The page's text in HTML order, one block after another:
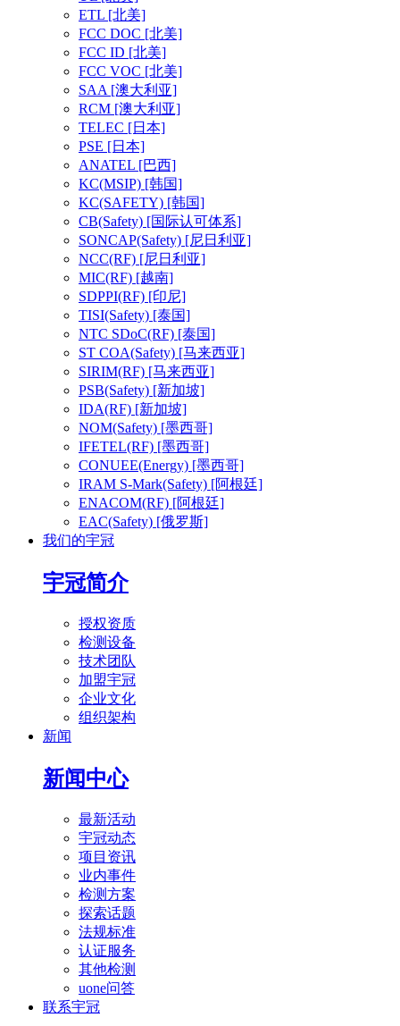
ETL [北美]
FCC DOC [北美]
FCC ID [北美]
FCC VOC [北美]
SAA [澳大利亚]
RCM [澳大利亚]
TELEC [日本]
PSE [日本]
ANATEL [巴西]
KC(MSIP) [韩国]
KC(SAFETY) [韩国]
CB(Safety) [国际认可体系]
SONCAP(Safety) [尼日利亚]
NCC(RF) [尼日利亚]
MIC(RF) [越南]
SDPPI(RF) [印尼]
TISI(Safety) [泰国]
NTC SDoC(RF) [泰国]
ST COA(Safety) [马来西亚]
SIRIM(RF) [马来西亚]
PSB(Safety) [新加坡]
IDA(RF) [新加坡]
NOM(Safety) [墨西哥]
IFETEL(RF) [墨西哥]
CONUEE(Energy) [墨西哥]
IRAM S-Mark(Safety) [阿根廷]
ENACOM(RF) [阿根廷]
EAC(Safety) [俄罗斯]
我们的宇冠
宇冠简介
授权资质
检测设备
技术团队
加盟宇冠
企业文化
组织架构
新闻
新闻中心
最新活动
宇冠动态
项目资讯
业内事件
检测方案
探索话题
法规标准
认证服务
其他检测
uone问答
联系宇冠